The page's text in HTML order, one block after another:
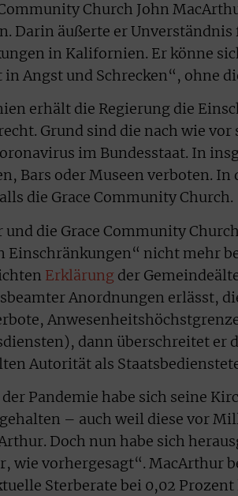
Church John
Darin äußerte er
in Kalifornien. Er könne
in Angst und Schrecken“, ohne
erhält die Regierung die
Grund sind die nach wie
im Bundesstaat. In
Bars oder Museen verboten.
die Grace Community Church.
die Grace Community
Einschränkungen“ nicht mehr
Erklärung der
Anordnungen erlässt,
dann überschreitet er
Autorität als
Pandemie habe sich seine
– auch weil diese vor
Doch nun habe sich
wie vorhergesagt“. MacArthur
Sterberate bei 0,02